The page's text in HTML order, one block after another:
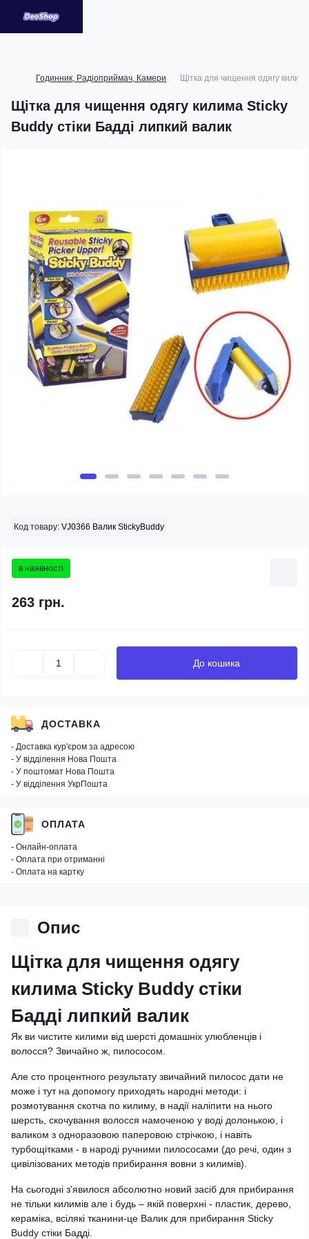
Годинник, Радіоприймач, Камери Щітка для чищення одягу
Щітка для чищення одягу килима Sticky
Buddy стіки Бадді липкий валик
Код товару: VJ0366 Валик StickyBuddy
в наявності
263 грн.
До кошика
ДОСТАВКА
- Доставка кур'єром за адресою
- У відділення Нова Пошта
- У поштомат Нова Пошта
- У відділення УкрПошта
ОПЛАТА
- Онлайн-оплата
- Оплата при отриманні
- Оплата на картку
Опис
Щітка для чищення одягу
килима Sticky Buddy стіки
Бадді липкий валик
Як ви чистите килими від шерсті домашніх улюбленців і
волосся? Звичайно ж, пилососом.
Але сто процентного результату звичайний пилосос дати не
може і тут на допомогу приходять народні методи: і
розмотування скотча по килиму, в надії наліпити на нього
шерсть, скочування волосся намоченою у воді долонькою, і
валиком з одноразовою паперовою стрічкою, і навіть
турбощітками - в народі ручними пилососами (до речі, один з
цивілізованих методів прибирання вовни з килимів).
На сьогодні з'явилося абсолютно новий засіб для прибирання
не тільки килимів але і будь – якій поверхні - пластик, дерево,
кераміка, всілякі тканини-це Валик для прибирання Sticky
Buddy стіки Бадді.